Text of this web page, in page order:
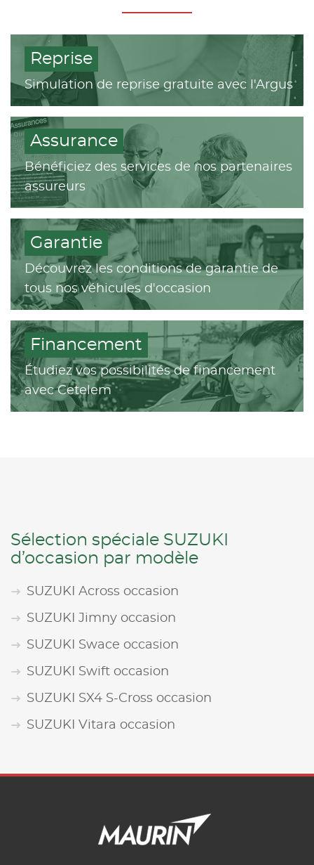
Reprise
Simulation de reprise gratuite avec l'Argus
Assurance
Bénéficiez des services de nos partenaires
assureurs
Garantie
Découvrez les conditions de garantie de
tous nos véhicules d'occasion
Financement
Étudiez vos possibilités de financement
avec Cetelem
Sélection spéciale SUZUKI
d’occasion par modèle
SUZUKI Across occasion
SUZUKI Jimny occasion
SUZUKI Swace occasion
SUZUKI Swift occasion
SUZUKI SX4 S-Cross occasion
SUZUKI Vitara occasion